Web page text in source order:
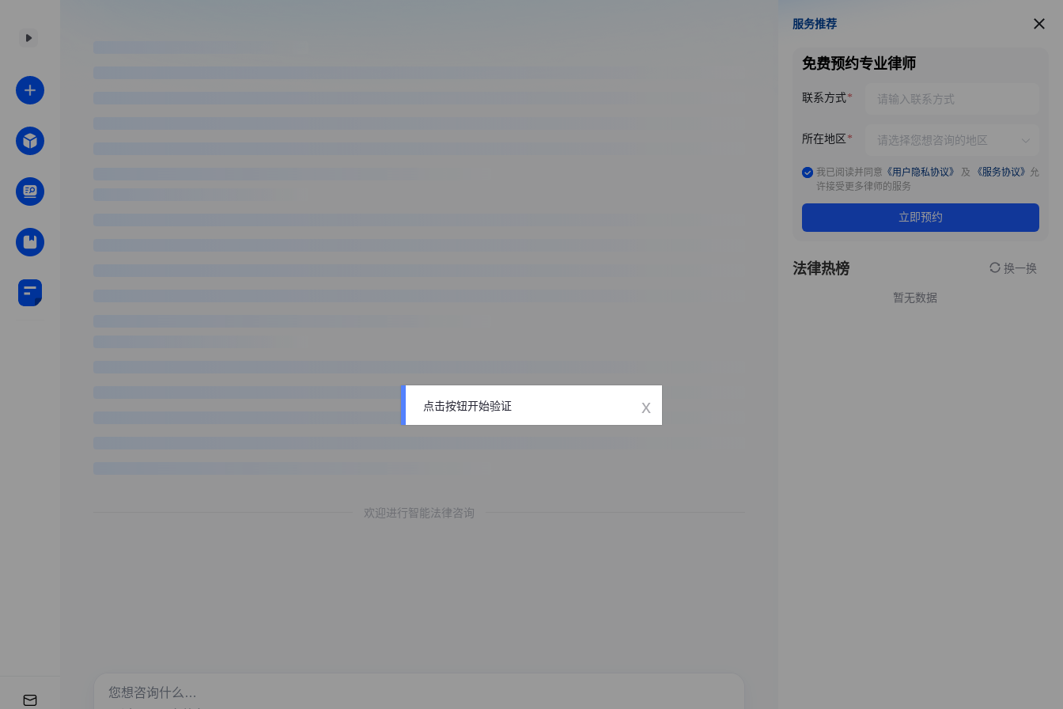
欢迎进行智能法律咨询
服务推荐
服务推荐
免费预约专业律师
联系方式
所在地区
我已阅读并同意 《用户隐私协议》 及 《服务协议》 允
许接受更多律师的服务
立即预约
法律热榜 换一换
暂无数据
点击按钮开始验证 x